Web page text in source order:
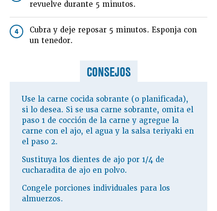
revuelve durante 5 minutos.
4
Cubra y deje reposar 5 minutos. Esponja con
un tenedor.
CONSEJOS
Use la carne cocida sobrante (o planificada),
si lo desea. Si se usa carne sobrante, omita el
paso 1 de cocción de la carne y agregue la
carne con el ajo, el agua y la salsa teriyaki en
el paso 2.
Sustituya los dientes de ajo por 1/4 de
cucharadita de ajo en polvo.
Congele porciones individuales para los
almuerzos.